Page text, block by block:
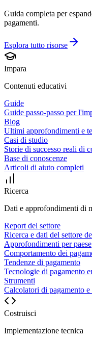
Guida completa per
pagamenti.
Esplora tutto risorse
Impara
Contenuti educativi
Guide
Guide passo-passo per
Blog
Ultimi approfondimenti e
Casi di studio
Storie di successo reali di
Base di conoscenze
Articoli di aiuto completi
Ricerca
Dati e approfondimenti di
Report del settore
Ricerca e dati del settore
Approfondimenti per paese
Comportamento dei
Tendenze di pagamento
Tecnologie di pagamento
Strumenti
Calcolatori di pagamento
Costruisci
Implementazione tecnica